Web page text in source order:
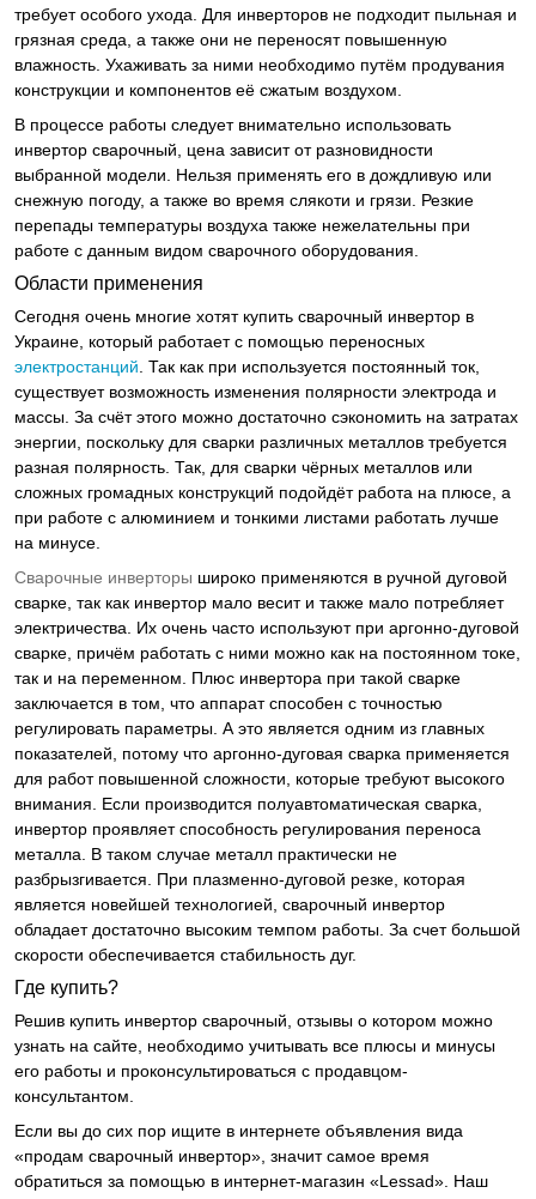
требует особого ухода. Для инверторов не подходит пыльная и
грязная среда, а также они не переносят повышенную
влажность. Ухаживать за ними необходимо путём продувания
конструкции и компонентов её сжатым воздухом.
В процессе работы следует внимательно использовать
инвертор сварочный, цена зависит от разновидности
выбранной модели. Нельзя применять его в дождливую или
снежную погоду, а также во время слякоти и грязи. Резкие
перепады температуры воздуха также нежелательны при
работе с данным видом сварочного оборудования.
Области применения
Сегодня очень многие хотят купить сварочный инвертор в
Украине, который работает с помощью переносных
электростанций . Так как при используется постоянный ток,
существует возможность изменения полярности электрода и
массы. За счёт этого можно достаточно сэкономить на затратах
энергии, поскольку для сварки различных металлов требуется
разная полярность. Так, для сварки чёрных металлов или
сложных громадных конструкций подойдёт работа на плюсе, а
при работе с алюминием и тонкими листами работать лучше
на минусе.
Сварочные инверторы широко применяются в ручной дуговой
сварке, так как инвертор мало весит и также мало потребляет
электричества. Их очень часто используют при аргонно-дуговой
сварке, причём работать с ними можно как на постоянном токе,
так и на переменном. Плюс инвертора при такой сварке
заключается в том, что аппарат способен с точностью
регулировать параметры. А это является одним из главных
показателей, потому что аргонно-дуговая сварка применяется
для работ повышенной сложности, которые требуют высокого
внимания. Если производится полуавтоматическая сварка,
инвертор проявляет способность регулирования переноса
металла. В таком случае металл практически не
разбрызгивается. При плазменно-дуговой резке, которая
является новейшей технологией, сварочный инвертор
обладает достаточно высоким темпом работы. За счет большой
скорости обеспечивается стабильность дуг.
Где купить?
Решив купить инвертор сварочный, отзывы о котором можно
узнать на сайте, необходимо учитывать все плюсы и минусы
его работы и проконсультироваться с продавцом-
консультантом.
Если вы до сих пор ищите в интернете объявления вида
«продам сварочный инвертор», значит самое время
обратиться за помощью в интернет-магазин «Lessad». Наш